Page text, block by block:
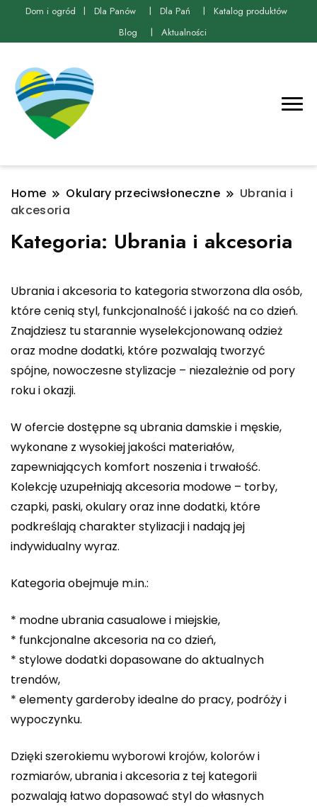
Dom i ogród Dla Panów Dla Pań
Katalog produktów
Blog
Aktualności
Home Okulary przeciwsłoneczne
Ubrania i
akcesoria
Kategoria: Ubrania i akcesoria
Ubrania i akcesoria to kategoria stworzona dla osób,
które cenią styl, funkcjonalność i jakość na co dzień.
Znajdziesz tu starannie wyselekcjonowaną odzież
oraz modne dodatki, które pozwalają tworzyć
spójne, nowoczesne stylizacje – niezależnie od pory
roku i okazji.
W ofercie dostępne są ubrania damskie i męskie,
wykonane z wysokiej jakości materiałów,
zapewniających komfort noszenia i trwałość.
Kolekcję uzupełniają akcesoria modowe – torby,
czapki, paski, okulary oraz inne dodatki, które
podkreślają charakter stylizacji i nadają jej
indywidualny wyraz.
Kategoria obejmuje m.in.:
* modne ubrania casualowe i miejskie,
* funkcjonalne akcesoria na co dzień,
* stylowe dodatki dopasowane do aktualnych
trendów,
* elementy garderoby idealne do pracy, podróży i
wypoczynku.
Dzięki szerokiemu wyborowi krojów, kolorów i
rozmiarów, ubrania i akcesoria z tej kategorii
pozwalają łatwo dopasować styl do własnych